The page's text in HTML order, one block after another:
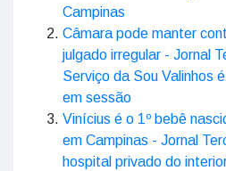
Campinas
Câmara pode manter
julgado irregular - Jornal
Serviço da Sou Valinhos
em sessão
Vinícius é o 1º bebê
em Campinas - Jornal
hospital privado do